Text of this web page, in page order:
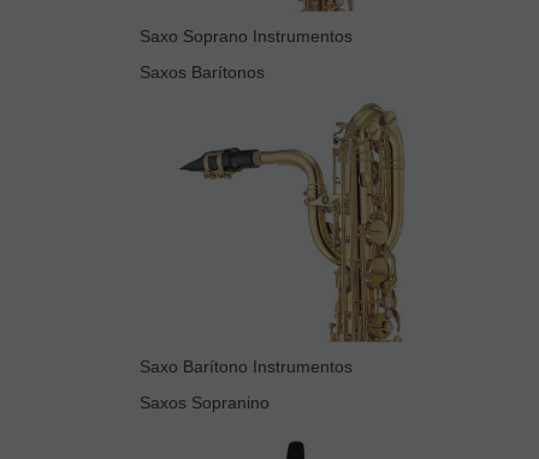
Saxo Soprano Instrumentos
Saxos Barítonos
Saxo Barítono Instrumentos
Saxos Sopranino